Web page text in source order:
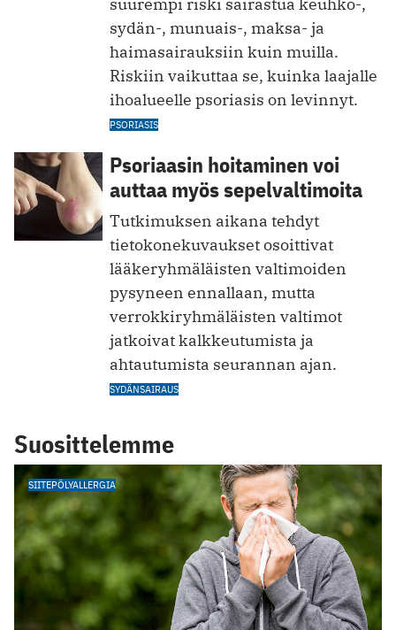
sydän-, munuais-, maksa- ja
haimasairauksiin kuin muilla.
Riskiin vaikuttaa se, kuinka laajalle
ihoalueelle psoriasis on levinnyt.
PSORIASIS
Psoriaasin hoitaminen voi
auttaa myös sepelvaltimoita
Tutkimuksen aikana tehdyt
tietokonekuvaukset osoittivat
lääkeryhmäläisten valtimoiden
pysyneen ennallaan, mutta
verrokkiryhmäläisten valtimot
jatkoivat kalkkeutumista ja
ahtautumista seurannan ajan.
SYDÄNSAIRAUS
Suosittelemme
SIITEPÖLYALLERGIA